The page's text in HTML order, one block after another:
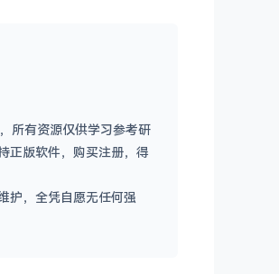
所有资源仅供学习参考研
正版软件，购买注册，得
护，全凭自愿无任何强